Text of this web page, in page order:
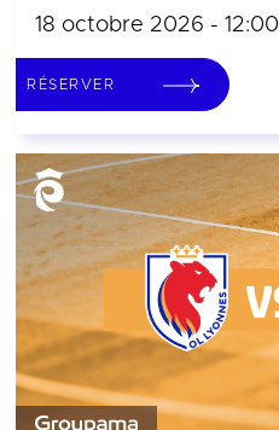
18 octobre 2026 - 12:00
RÉSERVER